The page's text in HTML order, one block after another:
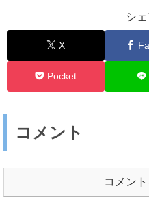
シ
X
Pocket
コメント
コメン